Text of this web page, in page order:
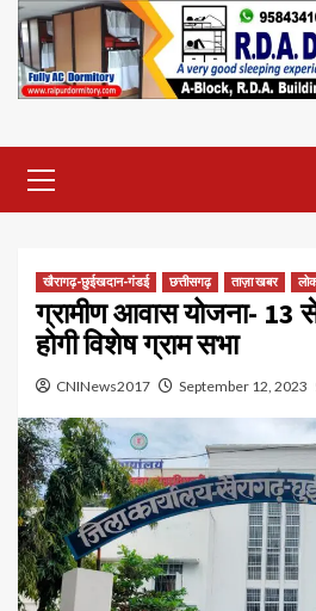
Menu
खैरागढ़-छुईखदान-गंडई छत्तीसगढ़ ताज़ा खबर
ग्रामीण आवास योजना-
होगी विशेष ग्राम सभा
CNINews2017 September 12, 2023